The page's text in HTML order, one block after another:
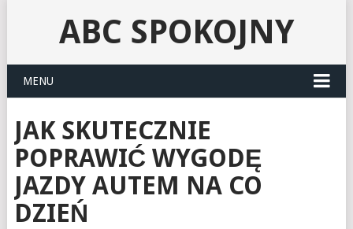
ABC SPOKOJNY
MENU
JAK SKUTECZNIE
POPRAWIĆ WYGODĘ
JAZDY AUTEM NA CO
DZIEŃ